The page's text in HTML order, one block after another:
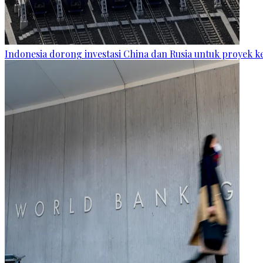
Indonesia dorong investasi China dan Rusia untuk proyek